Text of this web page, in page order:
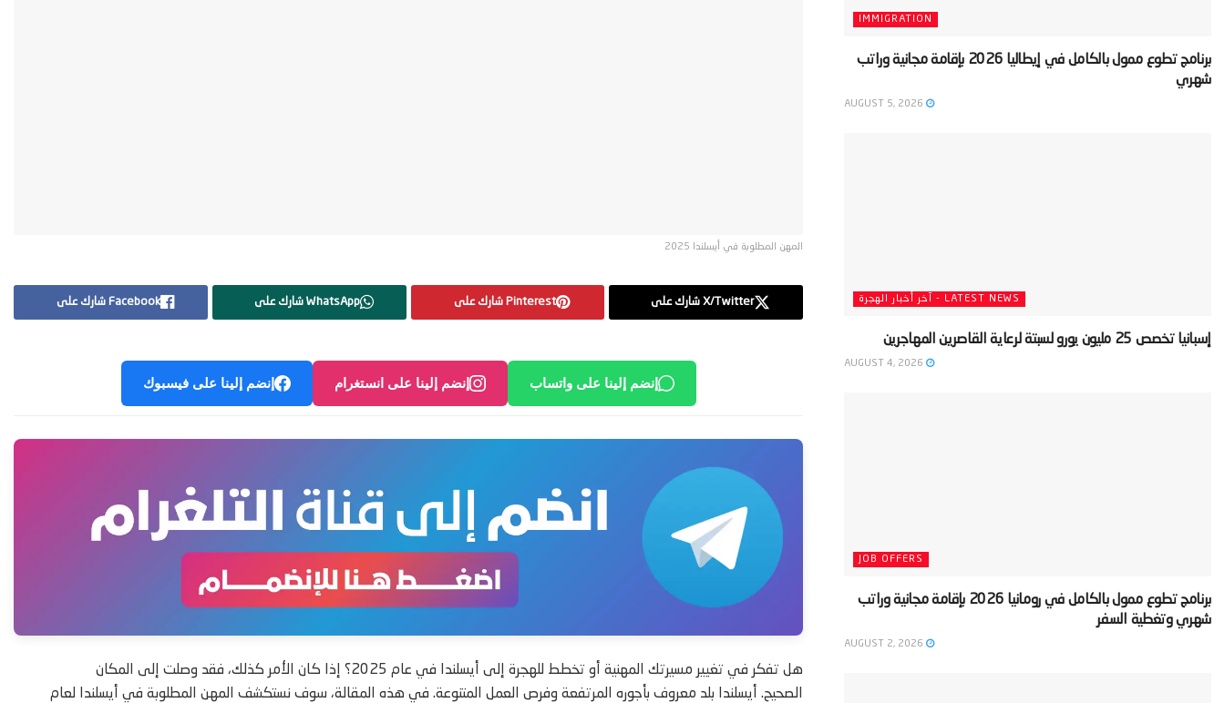
المهن المطلوبة في أيسلندا 2025
Facebook شارك على WhatsApp شارك على Pinterest شارك على X/Twitter شارك على
إنضم إلينا على فيسبوك إنضم إلينا على انستغرام إنضم إلينا على واتساب
هل تفكر في تغيير مسيرتك المهنية أو تخطط للهجرة إلى أيسلندا في عام 2025؟ إذا كان الأمر كذلك، فقد وصلت إلى المكان
الصحيح. أيسلندا بلد معروف بأجوره المرتفعة وفرص العمل المتنوعة. في هذه المقالة، سوف نستكشف المهن المطلوبة في أيسلندا لعام
IMMIGRATION
‫برنامج تطوع ممول بالكامل في إيطاليا 2026 بإقامة مجانية وراتب
شهري‬
LATEST NEWS - آخر أخبار الهجرة
‫إسبانيا تخصص 25 مليون يورو لسبتة لرعاية القاصرين المهاجرين‬
JOB OFFERS
‫برنامج تطوع ممول بالكامل في رومانيا 2026 بإقامة مجانية وراتب
شهري وتغطية السفر‬